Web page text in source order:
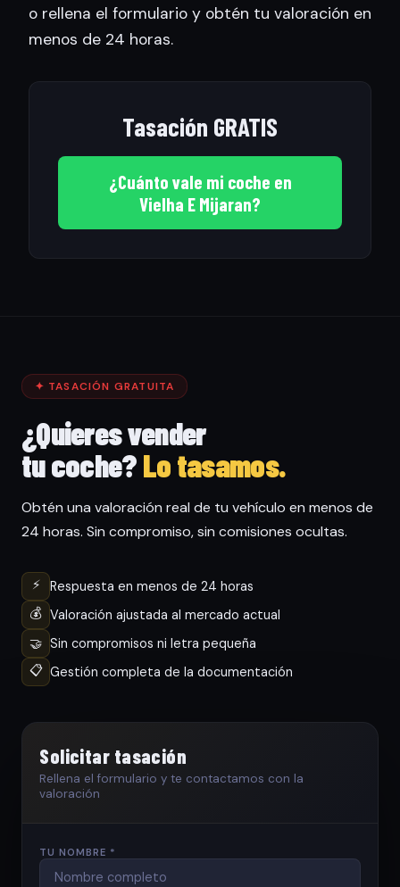
o rellena el formulario y obtén tu valoración en
menos de 24 horas.
Tasación GRATIS
¿Cuánto vale mi coche en
Vielha E Mijaran?
✦ TASACIÓN GRATUITA
¿Quieres vender
tu coche?Lo tasamos.
Obtén una valoración real de tu vehículo en menos de
24 horas. Sin compromiso, sin comisiones ocultas.
⚡
Respuesta en menos de 24 horas
💰 Valoración ajustada al mercado actual
🤝 Sin compromisos ni letra pequeña
📋 Gestión completa de la documentación
Solicitar tasación
Rellena el formulario y te contactamos con la
valoración
TU NOMBRE *